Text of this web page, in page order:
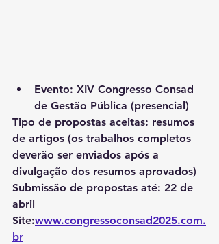
Evento: XIV Congresso Consad
de Gestão Pública (presencial)
Tipo de propostas aceitas: resumos
de artigos (os trabalhos completos
deverão ser enviados após a
divulgação dos resumos aprovados)
Submissão de propostas até: 22 de
abril
Site:www.congressoconsad2025.com.
br